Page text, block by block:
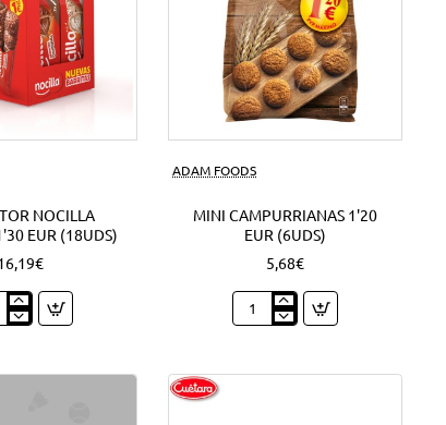
NOCILLA
EUR (18UDS)
ADAM FOODS
MINI CAMPURRIANAS 1'20
EUR (6UDS)
5,68€
Mini